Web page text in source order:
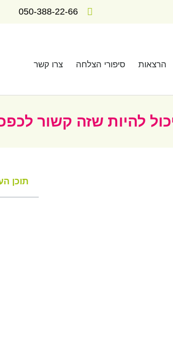
050-388-22-66
הרצאות סיפורי הצלחה צרו קשר
להיות שזה קשור
תוכן